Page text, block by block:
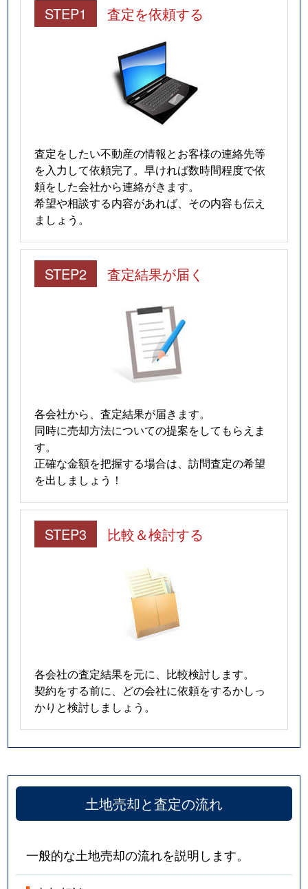
諸富町大字為重
1,600万円
11,000万円
2,000万円
480万円
大和町大字川上
300万円
佐賀
大和町大字久池井
500万円
佐賀
大和町大字久池井
1,200万円
佐賀
大和町大字久池井
980万円
120万円
大和町大字久留間
1,200万円
800万円
大和町大字久留間
大和町大字名尾
300万円
佐賀
大和町大字尼寺
2,400万円
佐賀
大和町大字尼寺
1,000万円
佐賀
大和町大字尼寺
1,100万円
200万円
480万円
520万円
与賀町
2,700万円
佐賀
六座町
520万円
佐賀
若楠
8,900万円
佐賀
STEP1 査定を依頼する
査定をしたい不動産の情報とお客様の連絡先等
を入力して依頼完了。早ければ数時間程度で依
頼をした会社から連絡がきます。
希望や相談する内容があれば、その内容も伝え
ましょう。
STEP2 査定結果が届く
各会社から、査定結果が届きます。
同時に売却方法についての提案をしてもらえま
す。
正確な金額を把握する場合は、訪問査定の希望
を出しましょう！
STEP3 比較＆検討する
各会社の査定結果を元に、比較検討します。
契約をする前に、どの会社に依頼をするかしっ
かりと検討しましょう。
土地売却と査定の流れ
一般的な土地売却の流れを説明します。